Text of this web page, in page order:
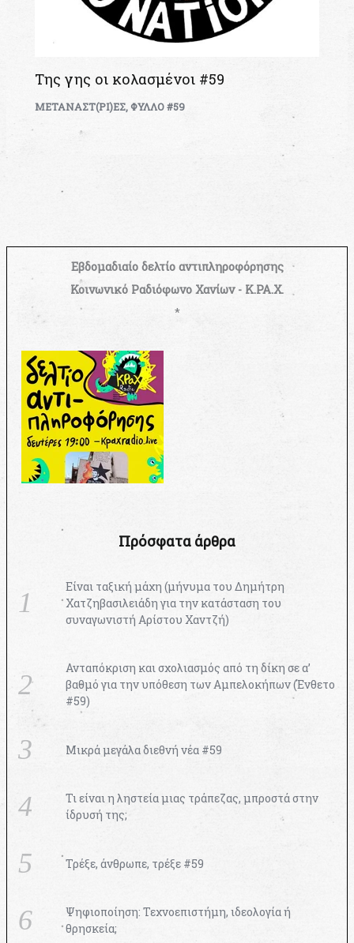
Της γης οι κολασμένοι #59
ΜΕΤΑΝΑΣΤ(ΡΙ)ΕΣ,ΦΥΛΛΟ #59
Εβδομαδιαίο δελτίο αντιπληροφόρησης
Κοινωνικό Ραδιόφωνο Χανίων - Κ.ΡΑ.Χ.
*
Πρόσφατα άρθρα
Είναι ταξική μάχη (μήνυμα του Δημήτρη
Χατζηβασιλειάδη για την κατάσταση του
συναγωνιστή Αρίστου Χαντζή)
Ανταπόκριση και σχολιασμός από τη δίκη σε α’
βαθμό για την υπόθεση των Αμπελοκήπων (Ένθετο
#59)
Μικρά μεγάλα διεθνή νέα #59
Τι είναι η ληστεία μιας τράπεζας, μπροστά στην
ίδρυσή της;
Τρέξε, άνθρωπε, τρέξε #59
Ψηφιοποίηση: Τεχνοεπιστήμη, ιδεολογία ή
θρησκεία;